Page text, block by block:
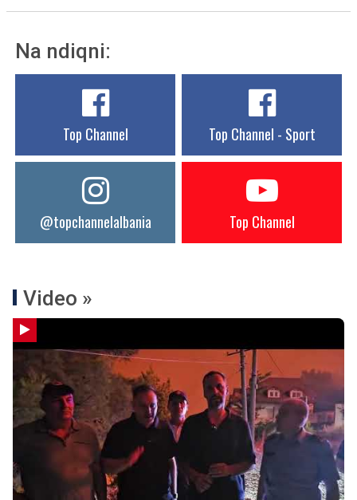
Na ndiqni:
Top Channel Top Channel - Sport
@topchannelalbania Top Channel
Video »